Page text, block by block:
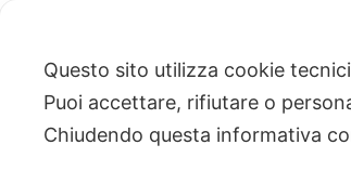
Questo sito utilizza cookie
Puoi accettare, rifiutare o
Chiudendo questa informativa